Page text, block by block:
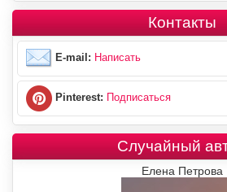
Контакты
E-mail: Написать
Pinterest: Подписаться
Случайный
Елена Петрова